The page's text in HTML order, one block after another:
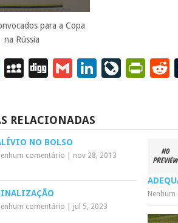
para a Copa
na Rússia
Facebook
MySpace
DiggGmailLinkedIn
RELACIONADAS
NO BOLSO
comentário nov 28, 2013
comentário jul 5, 2023